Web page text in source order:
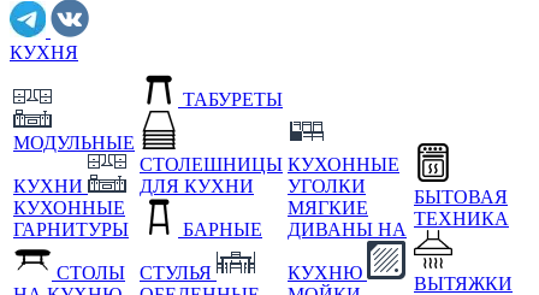
КУХНЯ
МОДУЛЬНЫЕ
КУХНИ
КУХОННЫЕ
ГАРНИТУРЫ
СТОЛЫ
ТАБУРЕТЫ
СТОЛЕШНИЦЫ
ДЛЯ КУХНИ
БАРНЫЕ
СТУЛЬЯ
КУХОННЫЕ
УГОЛКИ
МЯГКИЕ
ДИВАНЫ НА
КУХНЮ
БЫТОВАЯ
ТЕХНИКА
ВЫТЯЖКИ